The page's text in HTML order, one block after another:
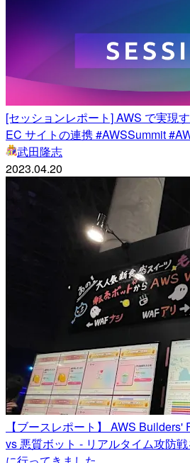
[セッションレポート] AWS で実現
EC サイトの連携 #AWSSummit
武田隆志
2023.04.20
【ブースレポート】 AWS Builders'
vs 悪質ボット - リアルタイム攻防